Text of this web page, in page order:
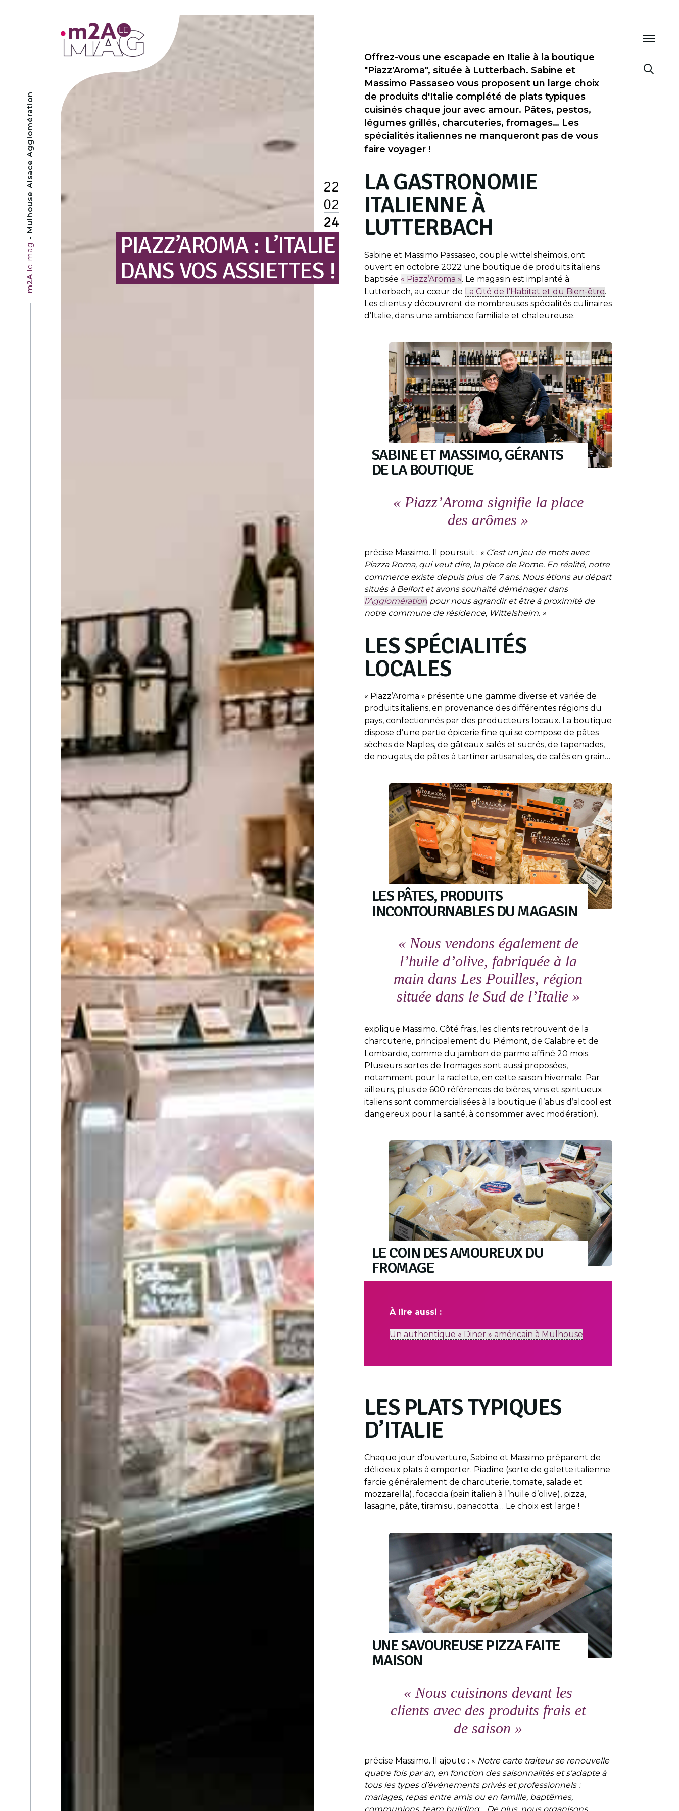
m2A
le mag
- Mulhouse Alsace Agglomération
22
02
24
PIAZZ’AROMA : L’ITALIE
DANS VOS ASSIETTES !
Offrez-vous une escapade en Italie à la boutique
"Piazz'Aroma", située à Lutterbach. Sabine et
Massimo Passaseo vous proposent un large choix
de produits d'Italie complété de plats typiques
cuisinés chaque jour avec amour. Pâtes, pestos,
légumes grillés, charcuteries, fromages… Les
spécialités italiennes ne manqueront pas de vous
faire voyager !
LA GASTRONOMIE
ITALIENNE À
LUTTERBACH
Sabine et Massimo Passaseo, couple wittelsheimois, ont
ouvert en octobre 2022 une boutique de produits italiens
baptisée « Piazz’Aroma ». Le magasin est implanté à
Lutterbach, au cœur de La Cité de l’Habitat et du Bien-être.
Les clients y découvrent de nombreuses spécialités culinaires
d’Italie, dans une ambiance familiale et chaleureuse.
SABINE ET MASSIMO, GÉRANTS
DE LA BOUTIQUE
« Piazz’Aroma signifie la place
des arômes »
précise Massimo. Il poursuit : « C’est un jeu de mots avec
Piazza Roma, qui veut dire, la place de Rome. En réalité, notre
commerce existe depuis plus de 7 ans. Nous étions au départ
situés à Belfort et avons souhaité déménager dans
l’Agglomérationpour nous agrandir et être à proximité de
notre commune de résidence, Wittelsheim. »
LES SPÉCIALITÉS
LOCALES
« Piazz’Aroma » présente une gamme diverse et variée de
produits italiens, en provenance des différentes régions du
pays, confectionnés par des producteurs locaux. La boutique
dispose d’une partie épicerie fine qui se compose de pâtes
sèches de Naples, de gâteaux salés et sucrés, de tapenades,
de nougats, de pâtes à tartiner artisanales, de cafés en grain…
LES PÂTES, PRODUITS
INCONTOURNABLES DU MAGASIN
« Nous vendons également de
l’huile d’olive, fabriquée à la
main dans Les Pouilles, région
située dans le Sud de l’Italie »
explique Massimo. Côté frais, les clients retrouvent de la
charcuterie, principalement du Piémont, de Calabre et de
Lombardie, comme du jambon de parme affiné 20 mois.
Plusieurs sortes de fromages sont aussi proposées,
notamment pour la raclette, en cette saison hivernale. Par
ailleurs, plus de 600 références de bières, vins et spiritueux
italiens sont commercialisées à la boutique (l’abus d’alcool est
dangereux pour la santé, à consommer avec modération).
LE COIN DES AMOUREUX DU
FROMAGE
À lire aussi :
Un authentique « Diner » américain à Mulhouse
LES PLATS TYPIQUES
D’ITALIE
Chaque jour d’ouverture, Sabine et Massimo préparent de
délicieux plats à emporter. Piadine (sorte de galette italienne
farcie généralement de charcuterie, tomate, salade et
mozzarella), focaccia (pain italien à l’huile d’olive), pizza,
lasagne, pâte, tiramisu, panacotta… Le choix est large !
UNE SAVOUREUSE PIZZA FAITE
MAISON
« Nous cuisinons devant les
clients avec des produits frais et
de saison »
précise Massimo. Il ajoute : « Notre carte traiteur se renouvelle
quatre fois par an, en fonction des saisonnalités et s’adapte à
tous les types d’événements privés et professionnels :
mariages, repas entre amis ou en famille, baptêmes,